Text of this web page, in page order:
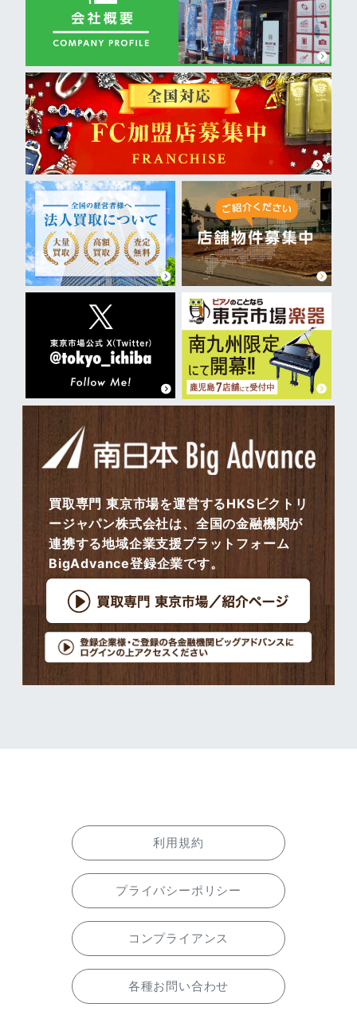
買取専門 東京市場を運営するHKSビクトリ
ージャパン株式会社は、全国の金融機関が
連携する地域企業支援プラットフォーム
BigAdvance登録企業です。
利用規約
プライバシーポリシー
コンプライアンス
各種お問い合わせ